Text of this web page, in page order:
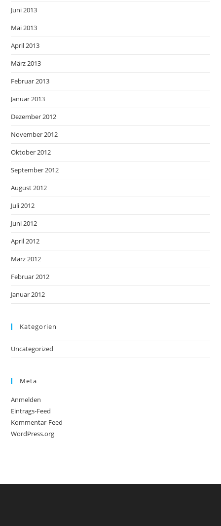
Juni 2013
Mai 2013
April 2013
März 2013
Februar 2013
Januar 2013
Dezember 2012
November 2012
Oktober 2012
September 2012
August 2012
Juli 2012
Juni 2012
April 2012
März 2012
Februar 2012
Januar 2012
Kategorien
Uncategorized
Meta
Anmelden
Eintrags-Feed
Kommentar-Feed
WordPress.org